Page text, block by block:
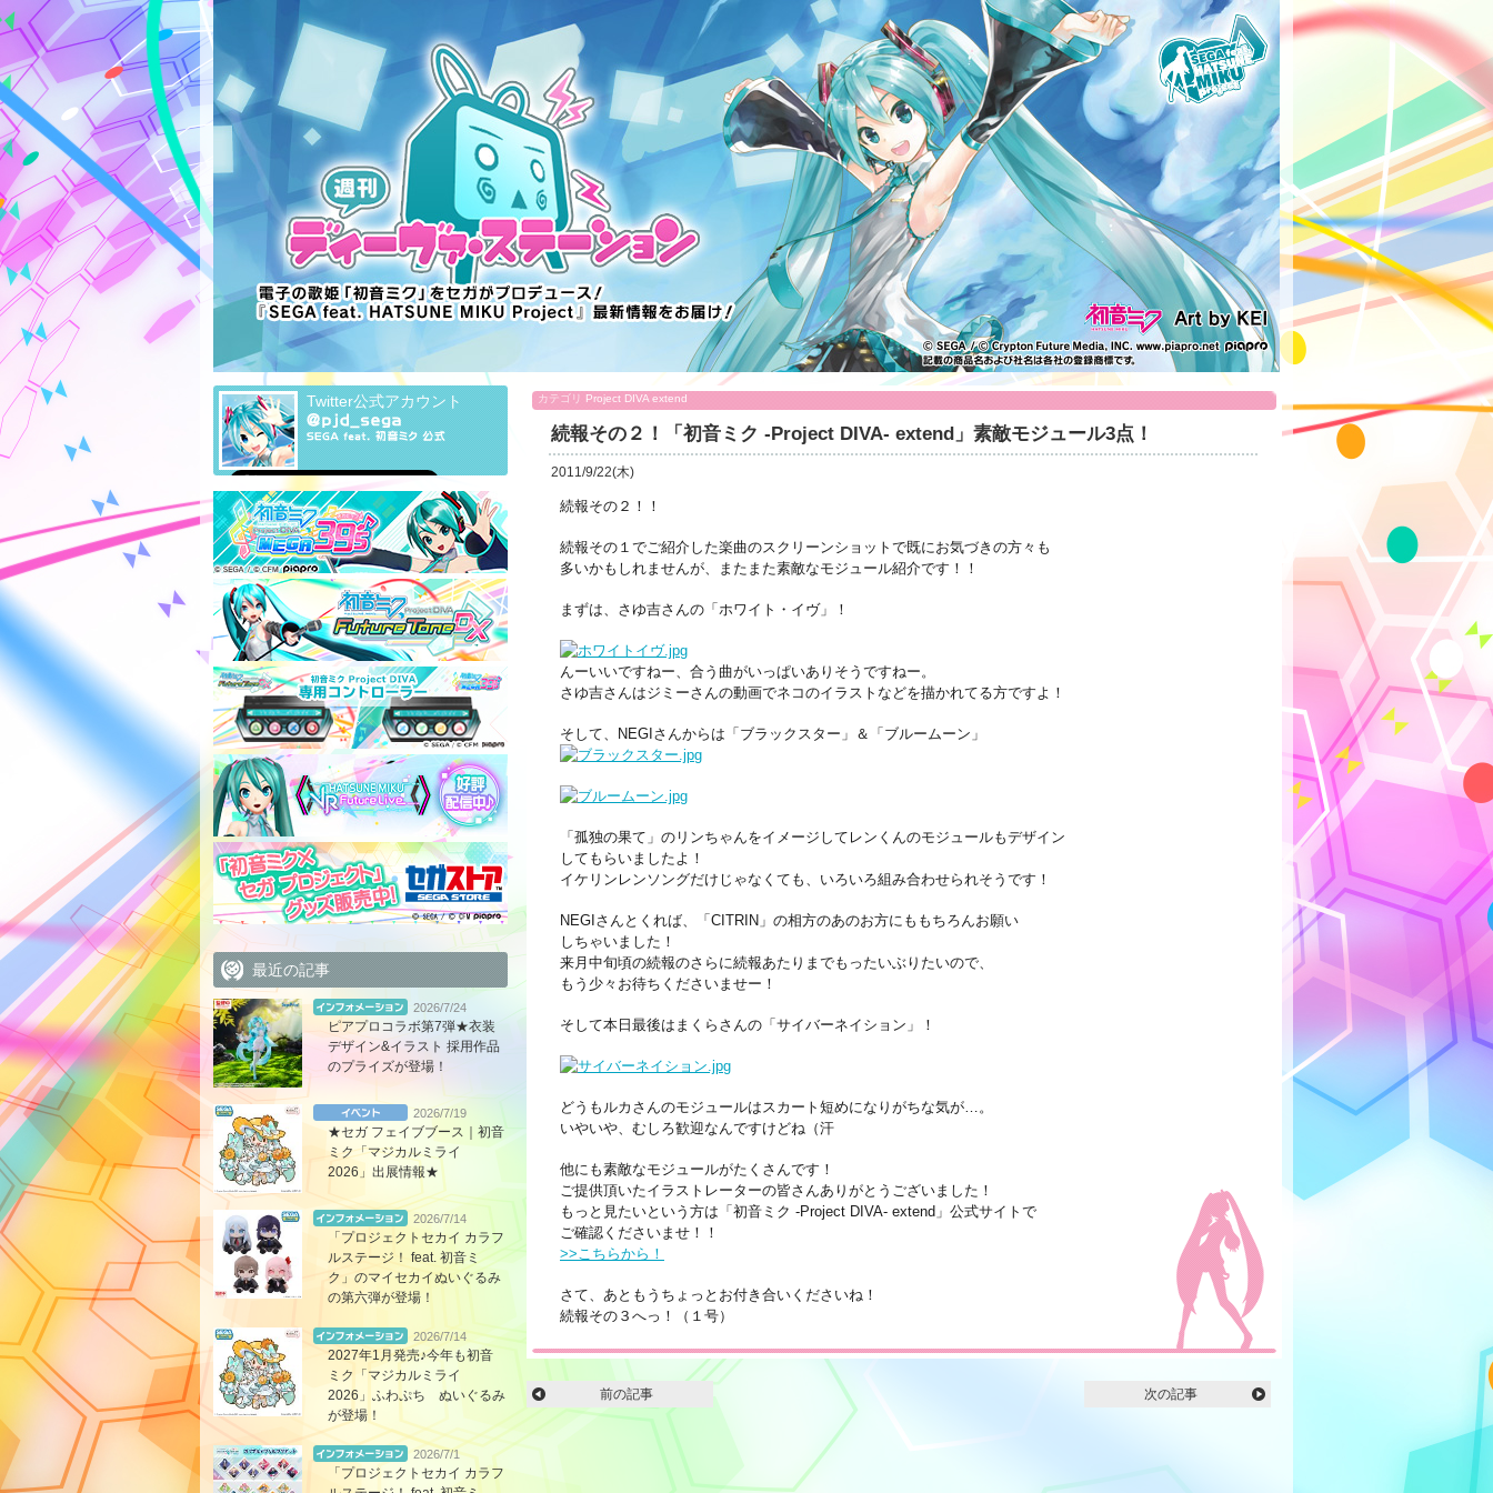
カテゴリ Project DIVA extend
続報その２！「初音ミク -Project DIVA- extend」素敵モジュール3点！
2011/9/22(木)
続報その２！！
続報その１でご紹介した楽曲のスクリーンショットで既にお気づきの方々も
多いかもしれませんが、またまた素敵なモジュール紹介です！！
まずは、さゆ吉さんの「ホワイト・イヴ」！
んーいいですねー、合う曲がいっぱいありそうですねー。
さゆ吉さんはジミーさんの動画でネコのイラストなどを描かれてる方ですよ！
そして、NEGIさんからは「ブラックスター」＆「ブルームーン」
「孤独の果て」のリンちゃんをイメージしてレンくんのモジュールもデザイン
してもらいましたよ！
イケリンレンソングだけじゃなくても、いろいろ組み合わせられそうです！
NEGIさんとくれば、「CITRIN」の相方のあのお方にももちろんお願い
しちゃいました！
来月中旬頃の続報のさらに続報あたりまでもったいぶりたいので、
もう少々お待ちくださいませー！
そして本日最後はまくらさんの「サイバーネイション」！
どうもルカさんのモジュールはスカート短めになりがちな気が…。
いやいや、むしろ歓迎なんですけどね（汗
他にも素敵なモジュールがたくさんです！
ご提供頂いたイラストレーターの皆さんありがとうございました！
もっと見たいという方は「初音ミク -Project DIVA- extend」公式サイトで
ご確認くださいませ！！
>>こちらから！
さて、あともうちょっとお付き合いくださいね！
続報その３へっ！（１号）
前の記事 次の記事
Twitter公式アカウント
最近の記事
2026/7/24
ピアプロコラボ第7弾★衣装
デザイン&イラスト 採用作品
のプライズが登場！
2026/7/19
★セガ フェイブブース｜初音
ミク「マジカルミライ
2026」出展情報★
2026/7/14
「プロジェクトセカイ カラフ
ルステージ！ feat. 初音ミ
ク」のマイセカイぬいぐるみ
の第六弾が登場！
2026/7/14
2027年1月発売♪今年も初音
ミク「マジカルミライ
2026」ふわぷち ぬいぐるみ
が登場！
2026/7/1
「プロジェクトセカイ カラフ